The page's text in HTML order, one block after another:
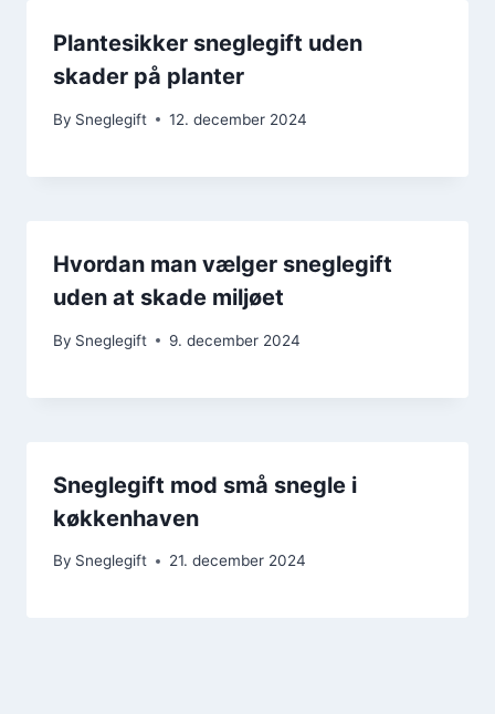
Plantesikker sneglegift uden
skader på planter
By Sneglegift 12. december 2024
Hvordan man vælger sneglegift
uden at skade miljøet
By Sneglegift 9. december 2024
Sneglegift mod små snegle i
køkkenhaven
By Sneglegift 21. december 2024